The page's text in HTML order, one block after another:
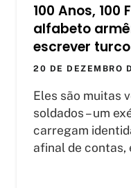
100 Anos,
alfabeto
escrever turco
20 DE DEZEMBRO
Eles são muitas
soldados – um
carregam
afinal de contas,